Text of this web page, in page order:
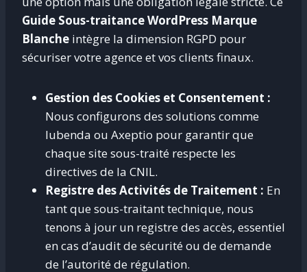
Guide Sous-traitance WordPress Marque
Blanche intègre la dimension RGPD pour
sécuriser votre agence et vos clients finaux.
Gestion des Cookies et Consentement :
Nous configurons des solutions comme
Iubenda ou Axeptio pour garantir que
chaque site sous-traité respecte les
directives de la CNIL.
Registre des Activités de Traitement : En
tant que sous-traitant technique, nous
tenons à jour un registre des accès, essentiel
en cas d’audit de sécurité ou de demande
de l’autorité de régulation.